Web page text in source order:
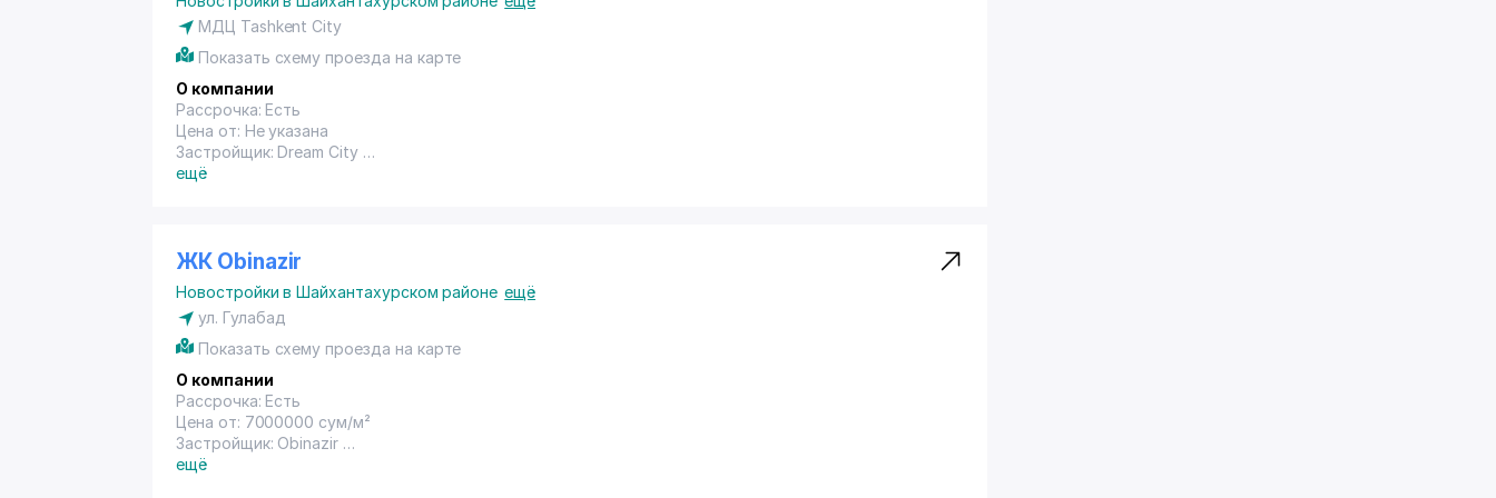
МДЦ Tashkent City
Показать схему проезда на карте
О компании
Рассрочка: Есть
Цена от: Не указана
Застройщик: Dream City
Год сдачи: Не указана
ещё
ЖК Obinazir
Новостройки в Шайхантахурском районе ещё
ул. Гулабад
Показать схему проезда на карте
О компании
Рассрочка: Есть
Цена от: 7000000 сум/м²
Застройщик: Obinazir
Год сдачи: Не указана
ещё